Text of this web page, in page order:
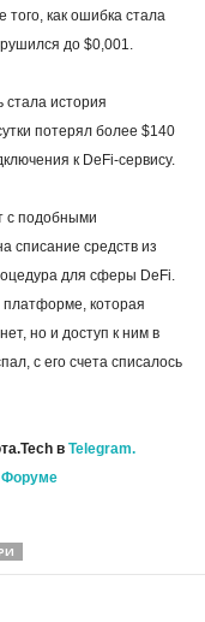
как ошибка стала
до $0,001.
история
потерял более $140
к DeFi-сервису.
с подобными
списание средств из
для сферы DeFi.
которая
но и доступ к ним в
с его счета списалось
в Telegram.
Форуме